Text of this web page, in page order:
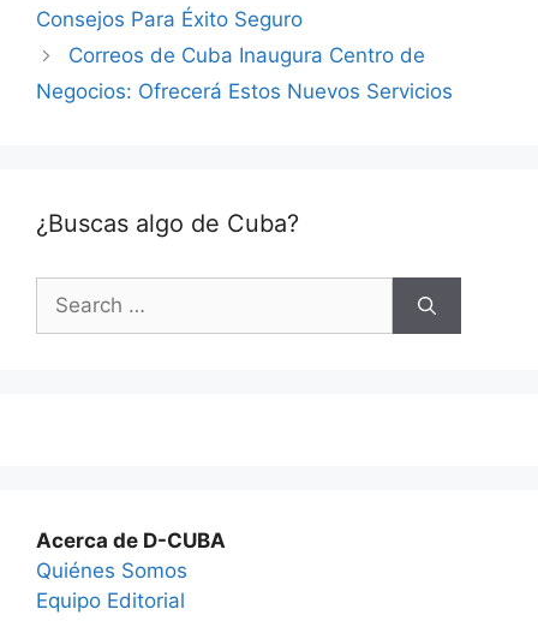
Consejos Para Éxito Seguro
Correos de Cuba Inaugura Centro de
Negocios: Ofrecerá Estos Nuevos Servicios
¿Buscas algo de Cuba?
Search
for:
Acerca de D-CUBA
Quiénes Somos
Equipo Editorial